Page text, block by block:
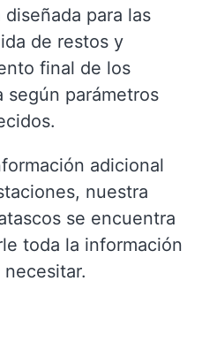
para las
de restos y
final de los
según parámetros
adicional
nuestra
se encuentra
toda la información